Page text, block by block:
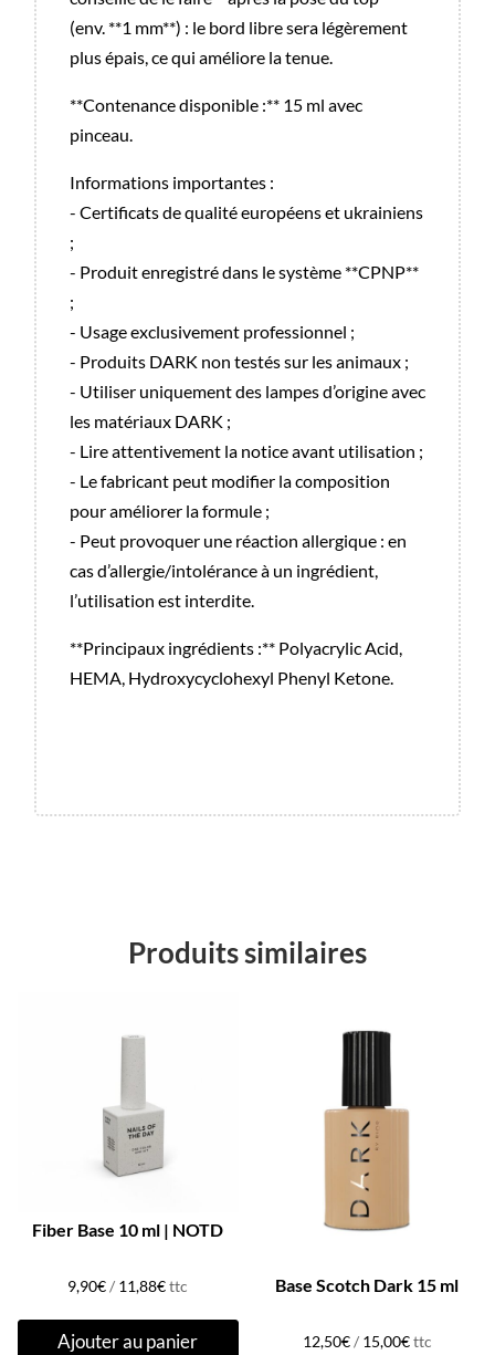
(env. **1 mm**) : le bord libre sera légèrement
plus épais, ce qui améliore la tenue.
**Contenance disponible :** 15 ml avec
pinceau.
Informations importantes :
- Certificats de qualité européens et ukrainiens
;
- Produit enregistré dans le système **CPNP**
;
- Usage exclusivement professionnel ;
- Produits DARK non testés sur les animaux ;
- Utiliser uniquement des lampes d’origine avec
les matériaux DARK ;
- Lire attentivement la notice avant utilisation ;
- Le fabricant peut modifier la composition
pour améliorer la formule ;
- Peut provoquer une réaction allergique : en
cas d’allergie/intolérance à un ingrédient,
l’utilisation est interdite.
**Principaux ingrédients :** Polyacrylic Acid,
HEMA, Hydroxycyclohexyl Phenyl Ketone.
Produits similaires
Fiber Base 10 ml | NOTD
9,90€/ 11,88€ttc
Ajouter au panier
Base Scotch Dark 15 ml
12,50€/ 15,00€ttc